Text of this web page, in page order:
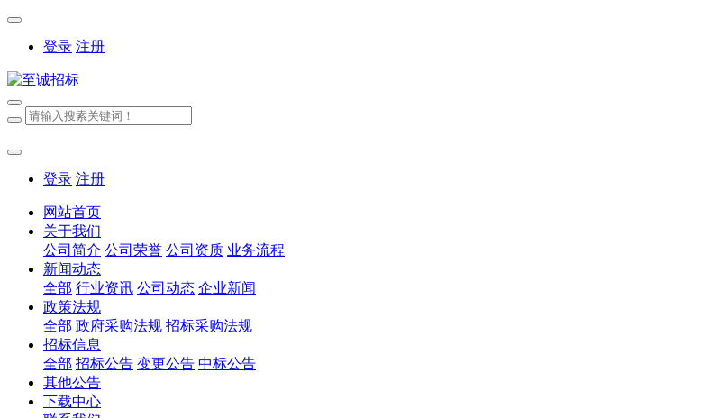
登录 注册
登录 注册
网站首页
关于我们
公司简介 公司荣誉 公司资质 业务流程
新闻动态
全部 行业资讯 公司动态 企业新闻
政策法规
全部 政府采购法规 招标采购法规
招标信息
全部 招标公告 变更公告 中标公告
其他公告
下载中心